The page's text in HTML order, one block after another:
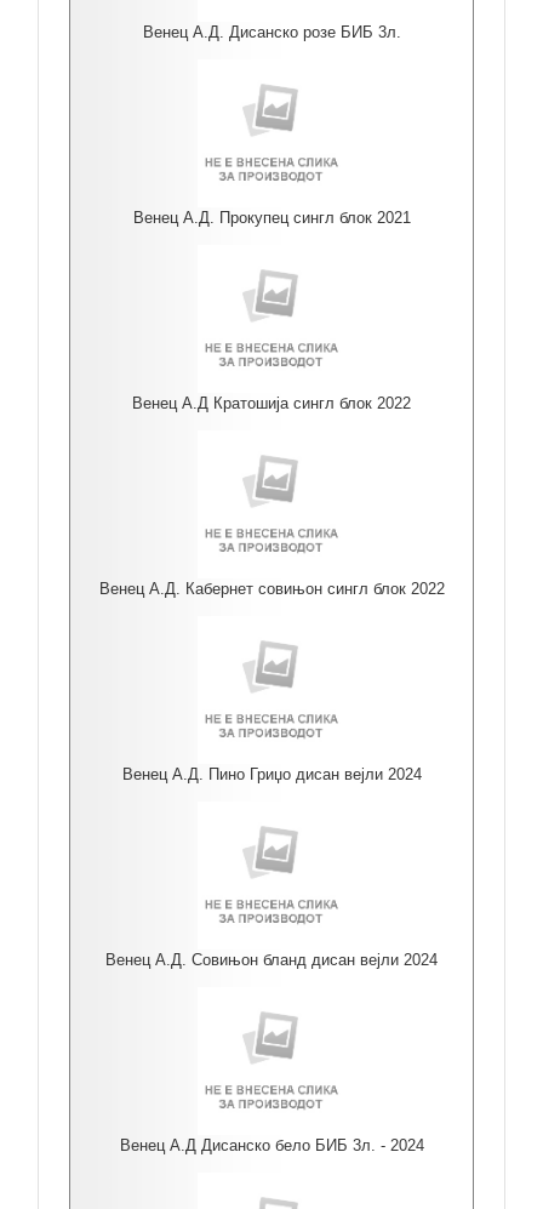
Венец А.Д. Дисанско розе БИБ 3л.
Венец А.Д. Прокупец сингл блок 2021
Венец А.Д Кратошија сингл блок 2022
Венец А.Д. Кабернет совињон сингл блок 2022
Венец А.Д. Пино Гриџо дисан вејли 2024
Венец А.Д. Совињон бланд дисан вејли 2024
Венец А.Д Дисанско бело БИБ 3л. - 2024